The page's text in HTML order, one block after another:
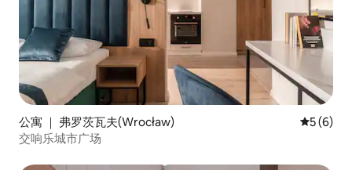
公寓 ｜ 弗罗茨瓦夫(Wrocław) 平均评分
5 (6)
交响乐城市广场